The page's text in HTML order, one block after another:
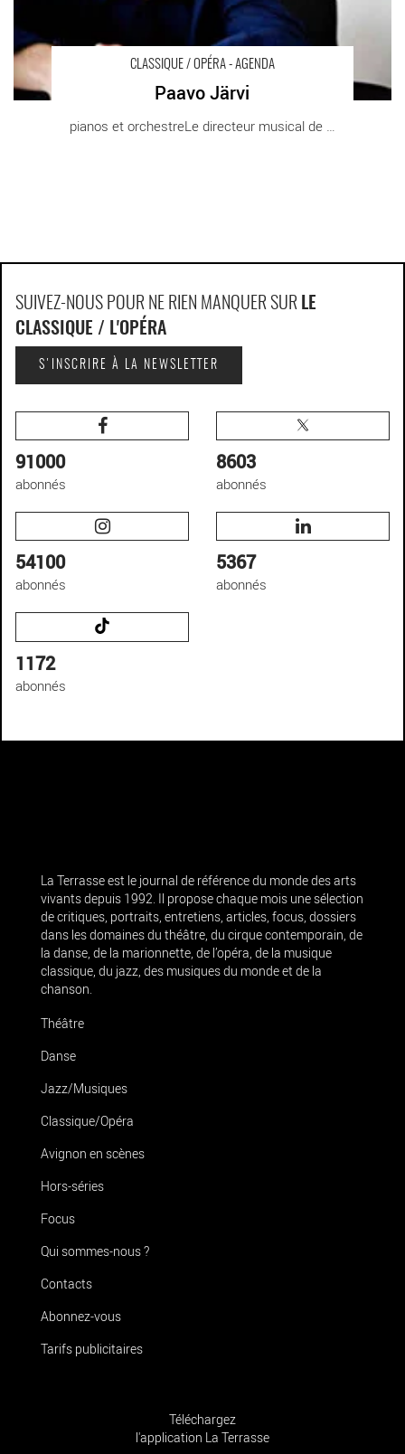
CLASSIQUE / OPÉRA - AGENDA
Paavo Järvi
pianos et orchestreLe directeur musical de [...]
SUIVEZ-NOUS POUR NE RIEN MANQUER SUR LE
CLASSIQUE / L'OPÉRA
S'INSCRIRE À LA NEWSLETTER
91000
abonnés
8603
abonnés
54100
abonnés
5367
abonnés
1172
abonnés
La Terrasse est le journal de référence du monde des arts
vivants depuis 1992. Il propose chaque mois une sélection
de critiques, portraits, entretiens, articles, focus, dossiers
dans les domaines du théâtre, du cirque contemporain, de
la danse, de la marionnette, de l’opéra, de la musique
classique, du jazz, des musiques du monde et de la
chanson.
Théâtre
Danse
Jazz/Musiques
Classique/Opéra
Avignon en scènes
Hors-séries
Focus
Qui sommes-nous ?
Contacts
Abonnez-vous
Tarifs publicitaires
Téléchargez
l'application La Terrasse